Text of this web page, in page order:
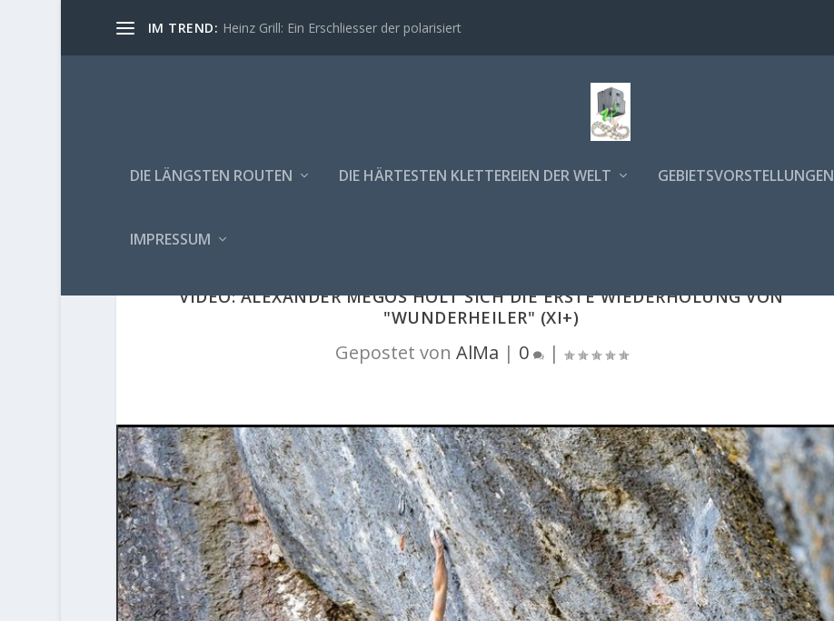
IM TREND: Heinz Grill: Ein Erschliesser der polarisiert
DIE LÄNGSTEN ROUTEN DIE HÄRTESTEN KLETTEREIEN DER WELT GEBIETSVORSTELLUNGEN
IMPRESSUM
VIDEO: ALEXANDER MEGOS HOLT SICH DIE ERSTE WIEDERHOLUNG VON
"WUNDERHEILER" (XI+)
Gepostet von AlMa | 0 |